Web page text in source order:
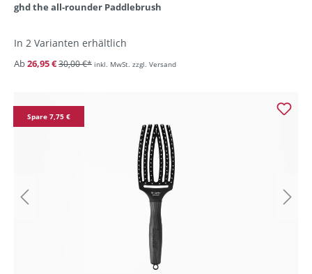
ghd the all-rounder Paddlebrush
In 2 Varianten erhältlich
Ab26,95 €30,00 €* inkl. MwSt. zzgl. Versand
Spare 7,75 €